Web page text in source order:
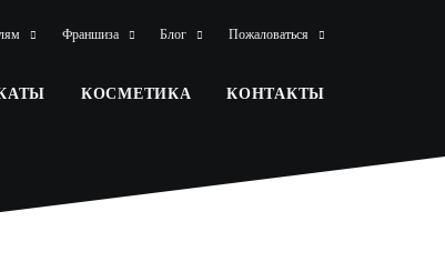
Франшиза Блог Пожаловаться
КОСМЕТИКА КОНТАКТЫ